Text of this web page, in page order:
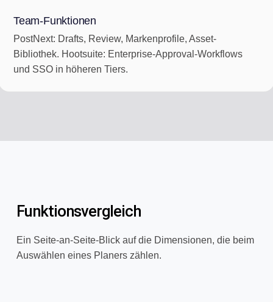
Team-Funktionen
PostNext: Drafts, Review, Markenprofile, Asset-
Bibliothek. Hootsuite: Enterprise-Approval-Workflows
und SSO in höheren Tiers.
Funktionsvergleich
Ein Seite-an-Seite-Blick auf die Dimensionen, die beim
Auswählen eines Planers zählen.